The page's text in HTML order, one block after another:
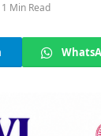
1 Min Read